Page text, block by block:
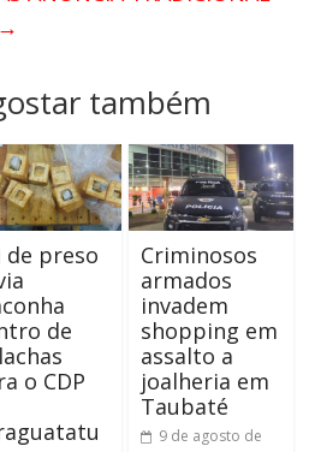
→
também
de preso
de
o CDP
Criminosos
armados
invadem
shopping em
assalto a
joalheria em
Taubaté
9 de agosto de